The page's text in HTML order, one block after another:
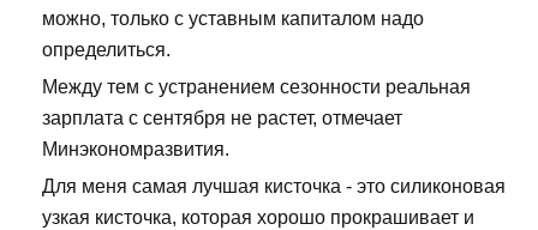
можно, только с уставным капиталом надо
определиться.
Между тем с устранением сезонности реальная
зарплата с сентября не растет, отмечает
Минэкономразвития.
Для меня самая лучшая кисточка - это силиконовая
узкая кисточка, которая хорошо прокрашивает и